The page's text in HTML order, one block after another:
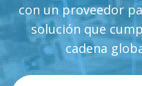
con un proveedor
solución que
cadena